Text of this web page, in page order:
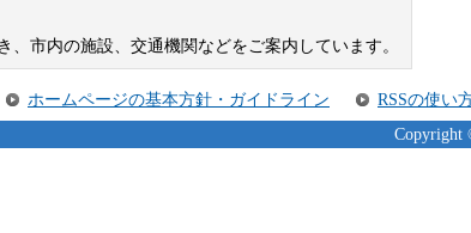
市内の施設、交通機関などをご案内しています。
ホームページの基本方針・ガイドライン
RSSの使い
Copyright